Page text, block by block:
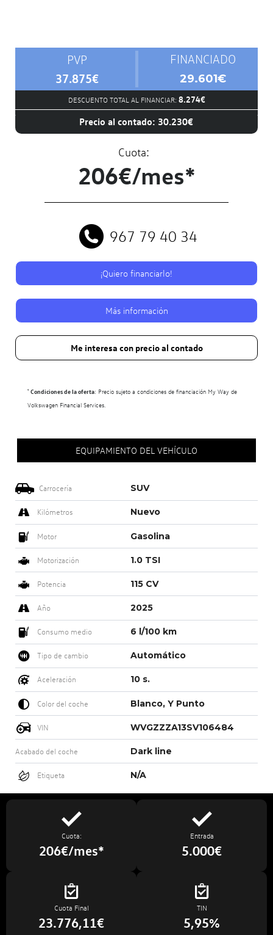
PVP
37.875€
FINANCIADO
29.601€
DESCUENTO TOTAL AL FINANCIAR: 8.274€
Precio al contado: 30.230€
Cuota:
206€/mes*
967 79 40 34
¡Quiero financiarlo!
Más información
Me interesa con precio al contado
¹ Condiciones de la oferta: Precio sujeto a condiciones de financiación My Way de
Volkswagen Financial Services.
EQUIPAMIENTO DEL VEHÍCULO
Carrocería SUV
Kilómetros Nuevo
Motor Gasolina
Motorización 1.0 TSI
Potencia 115 CV
Año 2025
Consumo medio 6 l/100 km
Tipo de cambio Automático
Aceleración 10 s.
Color del coche Blanco, Y Punto
VIN WVGZZZA13SV106484
Acabado del coche Dark line
Etiqueta N/A
Cuota:
206€/mes*
Entrada
5.000€
Cuota Final
23.776,11€
TIN
5,95%